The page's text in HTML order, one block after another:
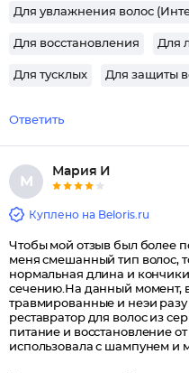
Для увлажнения волос
Для восстановления Для
Для тусклых Для защиты
Ответить
М
Мария И
Куплено на Beloris.ru
Чтобы мой отзыв был более
меня смешанный тип волос,
нормальная длина и
сечению.На данный момент,
травмированные и неэи
реставратор для волос из
питание и восстановление
использовала с шампунем и